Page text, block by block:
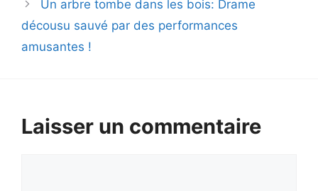
Un arbre tombe dans les bois: Drame
décousu sauvé par des performances
amusantes !
Laisser un commentaire